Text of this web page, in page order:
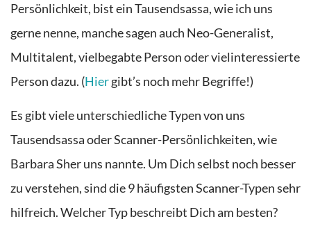
Persönlichkeit, bist ein Tausendsassa, wie ich uns
gerne nenne, manche sagen auch Neo-Generalist,
Multitalent, vielbegabte Person oder vielinteressierte
Person dazu. (Hiergibt’s noch mehr Begriffe!)
Es gibtviele unterschiedlicheTypenvon uns
Tausendsassa oderScanner-Persönlichkeiten, wie
BarbaraSheruns nannte. Um Dichselbst noch besser
zu verstehen,sind die9häufigstenScanner-Typensehr
hilfreich.WelcherTyp beschreibt Dicham besten?